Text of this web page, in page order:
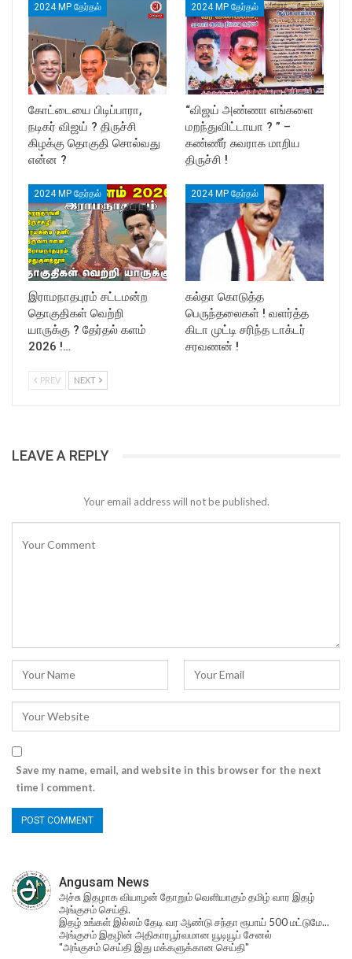
2024 MP தேர்தல்
கோட்டையை பிடிப்பாரா,
நடிகர் விஜய் ? திருச்சி
கிழக்கு தொகுதி சொல்வது
என்ன ?
2024 MP தேர்தல்
“விஜய் அண்ணா எங்களை
மறந்துவிட்டாயா ? ” –
கண்ணீர் சுவராக மாறிய
திருச்சி !
2024 MP தேர்தல்
இராமநாதபுரம் சட்டமன்ற
தொகுதிகள் வெற்றி
யாருக்கு ? தேர்தல் களம்
2026 !…
2024 MP தேர்தல்
கல்தா கொடுத்த
பெருந்தலைகள் ! வளர்த்த
கிடா முட்டி சரிந்த டாக்டர்
சரவணன் !
PREV NEXT
LEAVE A REPLY
Your email address will not be published.
Save my name, email, and website in this browser for the next
time I comment.
Angusam News
அச்சு இதழாக வியாழன் தோறும் வெளியாகும் தமிழ் வார இதழ்
அங்குசம் செய்தி.
இதழ் உங்கள் இல்லம் தேடி வர ஆண்டு சந்தா ரூபாய் 500 மட்டுமே...
அங்குசம் இதழின் அதிகாரபூர்வமான யூடியூப் சேனல்
"அங்குசம் செய்தி இது மக்களுக்கான செய்தி"